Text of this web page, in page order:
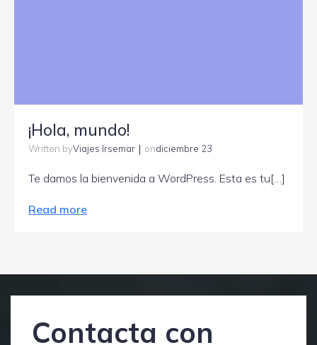
¡Hola, mundo!
Written byViajes Irsemar | ondiciembre 23
Te damos la bienvenida a WordPress. Esta es tu[…]
Read more
Contacta con